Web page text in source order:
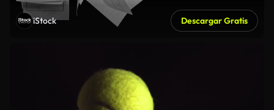
iStock Descargar Gratis